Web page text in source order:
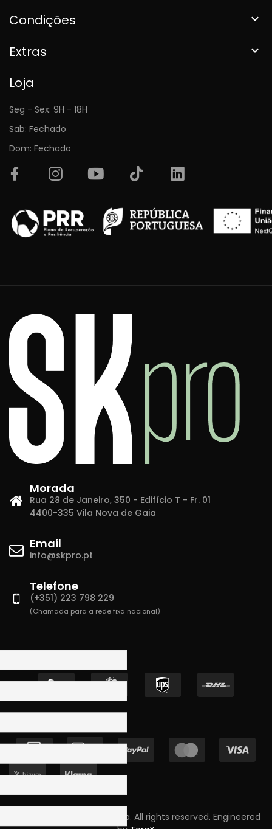
Condições 
Extras 
Loja
Seg - Sex: 9H - 18H
Sab: Fechado
Dom: Fechado
Morada
Rua 28 de Janeiro, 350 - Edifício T - Fr. 01
4400-335 Vila Nova de Gaia
Email
info@skpro.pt
Telefone
(+351) 223 798 229
(Chamada para a rede fixa nacional)
Copyright © 2023 Skpro, Lda. All rights reserved. Engineered